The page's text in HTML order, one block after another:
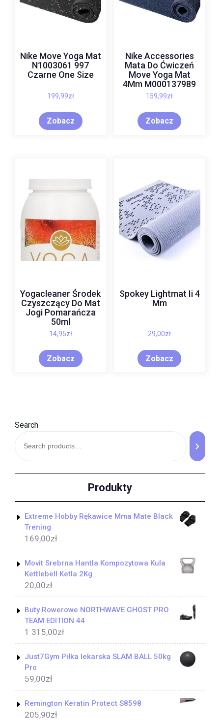
Nike Move Yoga Mat
N1003061 997
Czarne One Size
199,99zł
Zobacz
Nike Accessories
Mata Do Ćwiczeń
Move Yoga Mat
4Mm M000137989
159,99zł
Zobacz
Yogacleaner Środek
Czyszczący Do Mat
Jogi Pomarańcza
50ml
14,95zł
Zobacz
Spokey Lightmat Ii 4
Mm
29,00zł
Zobacz
Search
Produkty
Extreme Hobby Rękawice Mma Mate Black
Trening
169,00zł
Movit Srebrna Hantla Kompozytowa Kula
Kettlebell Ketla 2Kg
20,00zł
Buty Rowerowe NORTHWAVE GHOST PRO
TEAM EDITION 44
1 315,00zł
Just7Gym Piłka lekarska SLAM BALL 50kg
Pro
59,00zł
Remington Keratin Protect S8598
205,90zł